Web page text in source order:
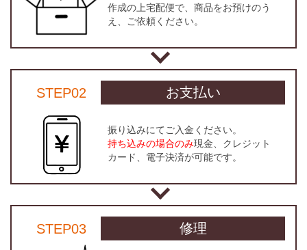
作成の上宅配便で、商品をお預けのう
え、ご依頼ください。
STEP02 お支払い
振り込みにてご入金ください。
持ち込みの場合のみ現金、クレジット
カード、電子決済が可能です。
STEP03 修理